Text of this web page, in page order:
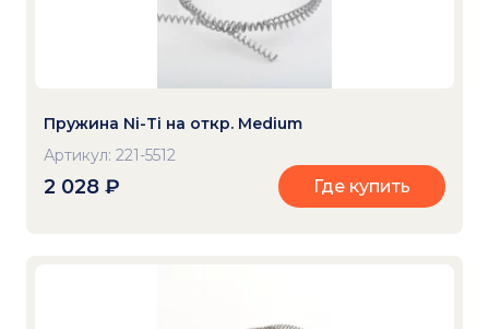
Пружина Ni-Ti на откр. Medium
Артикул: 221-5512
2 028 ₽ Где купить